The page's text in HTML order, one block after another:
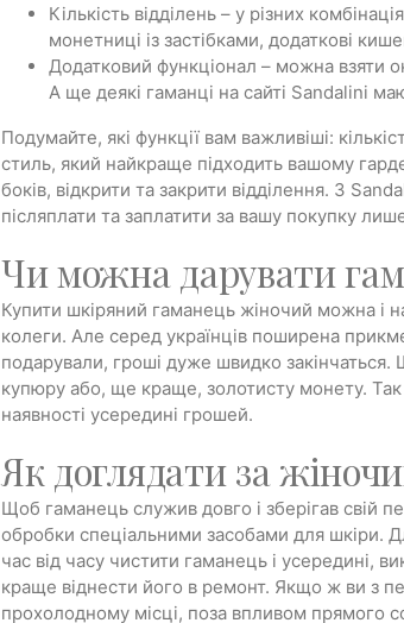
Кількість відділень – у різних
монетниці із застібками, додаткові
Додатковий функціонал – можна взяти
А ще деякі гаманці на сайті Sandalini
Подумайте, які функції вам важливіші:
стиль, який найкраще підходить вашому
боків, відкрити та закрити відділення. З
післяплати та заплатити за вашу покупку
Чи можна дарувати
Купити шкіряний гаманець жіночий можна і
колеги. Але серед українців поширена
подарували, гроші дуже швидко
купюру або, ще краще, золотисту монету.
наявності усередині грошей.
Як доглядати за
Щоб гаманець служив довго і зберігав свій
обробки спеціальними засобами для шкіри.
час від часу чистити гаманець і усередині,
краще віднести його в ремонт. Якщо ж ви з
прохолодному місці, поза впливом прямого